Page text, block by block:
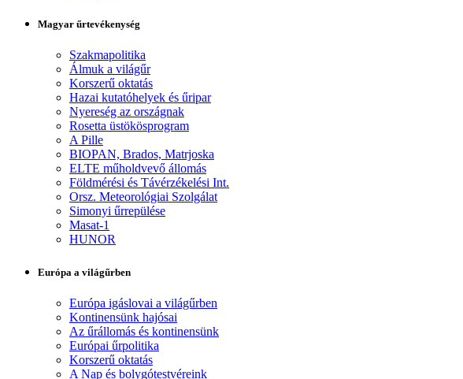
Magyar űrtevékenység
Szakmapolitika
Álmuk a világűr
Korszerű oktatás
Hazai kutatóhelyek és űripar
Nyereség az országnak
Rosetta üstökösprogram
A Pille
BIOPAN, Brados, Matrjoska
ELTE műholdvevő állomás
Földmérési és Távérzékelési Int.
Orsz. Meteorológiai Szolgálat
Simonyi űrrepülése
Masat-1
HUNOR
Európa a világűrben
Európa igáslovai a világűrben
Kontinensünk hajósai
Az űrállomás és kontinensünk
Európai űrpolitika
Korszerű oktatás
A Nap és bolygótestvéreink